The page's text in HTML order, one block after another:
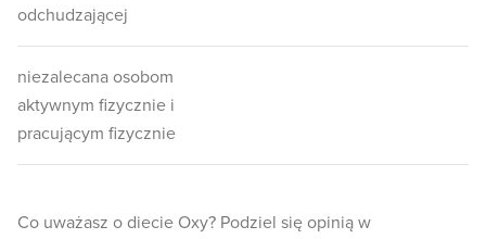
odchudzającej
niezalecana osobom
aktywnym fizycznie i
pracującym fizycznie
Co uważasz o diecie Oxy? Podziel się opinią w